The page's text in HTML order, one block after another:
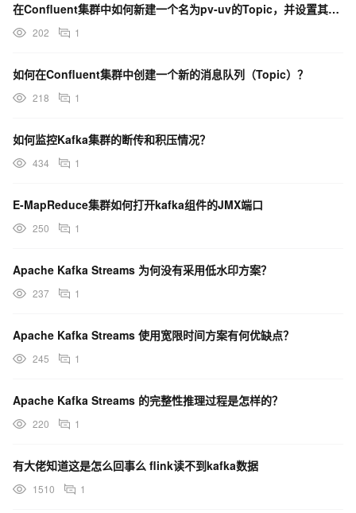
在Confluent集群中如何新建一个名为pv-uv的Topic，并设置其分区数为3？
202 1
如何在Confluent集群中创建一个新的消息队列（Topic）？
218 1
如何监控Kafka集群的断传和积压情况？
434 1
E-MapReduce集群如何打开kafka组件的JMX端口
250 1
Apache Kafka Streams 为何没有采用低水印方案？
237 1
Apache Kafka Streams 使用宽限时间方案有何优缺点？
245 1
Apache Kafka Streams 的完整性推理过程是怎样的？
220 1
有大佬知道这是怎么回事么 flink读不到kafka数据
1510 1